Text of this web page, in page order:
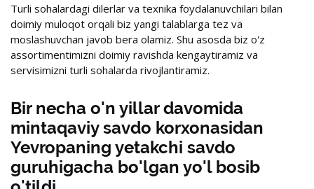
Turli sohalardagi dilerlar va texnika foydalanuvchilari bilan
doimiy muloqot orqali biz yangi talablarga tez va
moslashuvchan javob bera olamiz. Shu asosda biz o'z
assortimentimizni doimiy ravishda kengaytiramiz va
servisimizni turli sohalarda rivojlantiramiz.
Bir necha o'n yillar davomida
mintaqaviy savdo korxonasidan
Yevropaning yetakchi savdo
guruhigacha bo'lgan yo'l bosib